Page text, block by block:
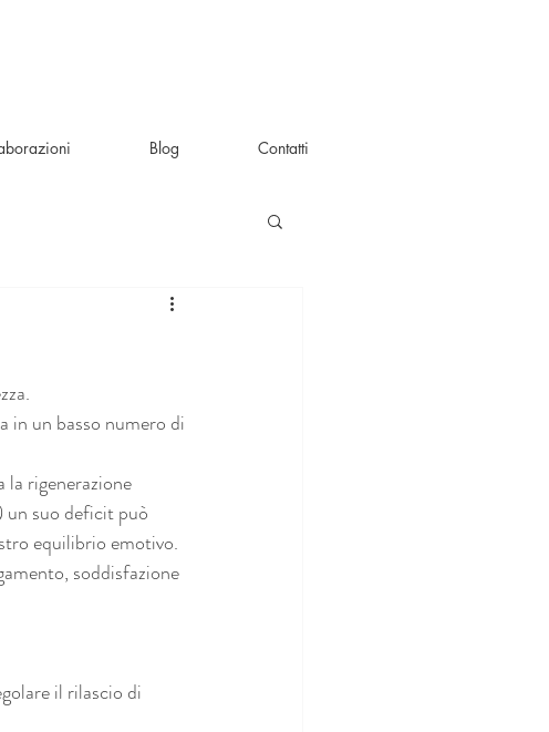
Blog Contatti
in un basso numero di
rigenerazione
un suo deficit può
equilibrio emotivo.
soddisfazione
il rilascio di